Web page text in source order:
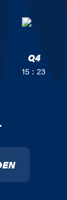
Q4
15 : 23